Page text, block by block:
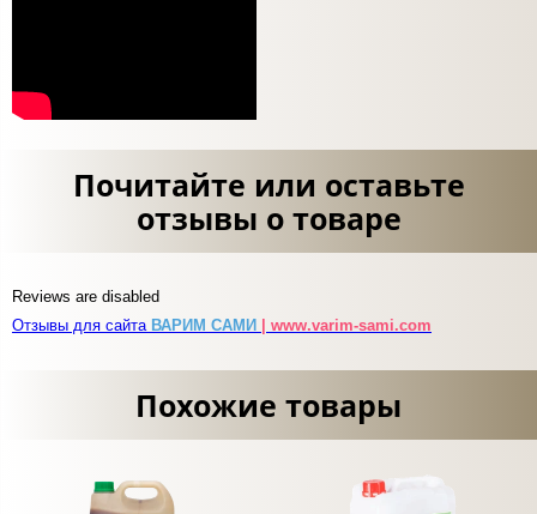
Почитайте или оставьте
отзывы о товаре
Reviews are disabled
Отзывы для сайта ВАРИМ САМИ | www.varim-sami.com
Похожие товары